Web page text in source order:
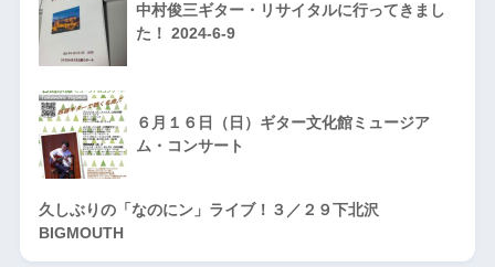
中村俊三ギター・リサイタルに行ってきまし
た！ 2024-6-9
６月１６日（日）ギター文化館ミュージア
ム・コンサート
久しぶりの「なのにン」ライブ！３／２９下北沢
BIGMOUTH